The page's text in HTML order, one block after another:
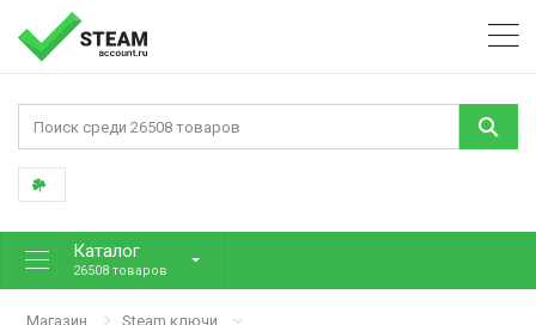
Каталог
26508 товаров
Магазин Steam ключи